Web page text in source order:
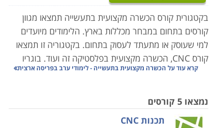
בקטגורית קורס הכשרה מקצועית בתעשייה תמצאו מגוון
קורסים בתחום במבחר מכללות בארץ. הלימודים מיועדים
למי שעוסק או מתעתד לעסוק בתחום. בקטגוריה זו תמצאו
קורס CNC, הכשרה מקצועית בפלסטיקה זה ועוד. בוגריו
משתלבים כעובדים מקצועיים ומנהלים בתעשייה.
המתאים, מלאו את הפרטים ונציג הקורס יצור אתכם קשר
בהקדם.
קרא עוד על הכשרה מקצועית בתעשייה - לימודי ערב בפריסה ארצית
נמצאו 5 קורסים
תכנות CNC